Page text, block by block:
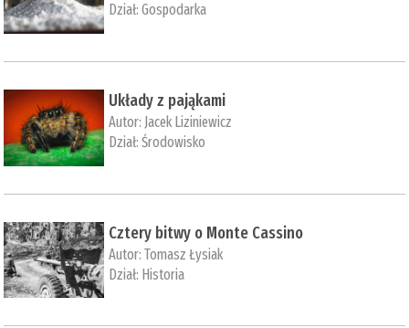
Dział:Gospodarka
Układy z pająkami
Autor: Jacek Liziniewicz
Dział:Środowisko
Cztery bitwy o Monte Cassino
Autor:Tomasz Łysiak
Dział: Historia